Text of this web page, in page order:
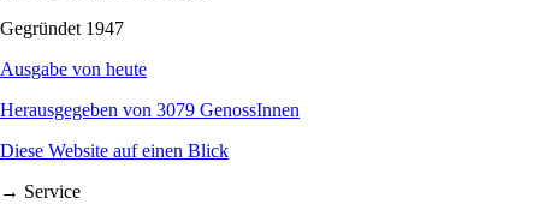
Gegründet 1947
Ausgabe von heute
Herausgegeben von 3079 GenossInnen
Diese Website auf einen Blick
→ Service